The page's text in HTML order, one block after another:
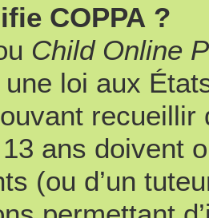
COPPA ?
Child Online
loi aux
ans doivent
(ou d’un